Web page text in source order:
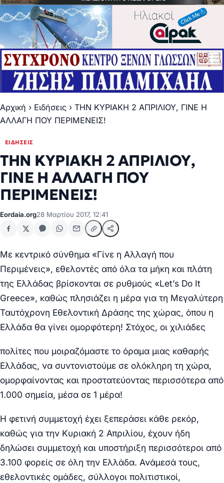
Αρχική › Ειδήσεις › ΤΗΝ ΚΥΡΙΑΚΗ 2 ΑΠΡΙΛΙΟΥ, ΓΙΝΕ Η
ΑΛΛΑΓΗ ΠΟΥ ΠΕΡΙΜΕΝΕΙΣ!
ΕΙΔΉΣΕΙΣ
ΤΗΝ ΚΥΡΙΑΚΗ 2 ΑΠΡΙΛΙΟΥ,
ΓΙΝΕ Η ΑΛΛΑΓΗ ΠΟΥ
ΠΕΡΙΜΕΝΕΙΣ!
Eordaia.org28 Μαρτίου 2017, 12:41
Με κεντρικό σύνθημα «Γίνε η Αλλαγή που
Περιμένεις», εθελοντές από όλα τα μήκη και πλάτη
της Ελλάδας βρίσκονται σε ρυθμούς «Let’s Do It
Greece», καθώς πλησιάζει η μέρα για τη Μεγαλύτερη
Ταυτόχρονη Εθελοντική Δράσης της χώρας, όπου η
Ελλάδα θα γίνει ομορφότερη! Στόχος, οι χιλιάδες
πολίτες που μοιραζόμαστε το όραμα μιας καθαρής
Ελλάδας, να συντονιστούμε σε ολόκληρη τη χώρα,
ομορφαίνοντας και προστατεύοντας περισσότερα από
1.000 σημεία, μέσα σε 1 μέρα!
Η φετινή συμμετοχή έχει ξεπεράσει κάθε ρεκόρ,
καθώς για την Κυριακή 2 Απριλίου, έχουν ήδη
δηλώσει συμμετοχή και υποστήριξη περισσότεροι από
3.100 φορείς σε όλη την Ελλάδα. Ανάμεσά τους,
εθελοντικές ομάδες, σύλλογοι πολιτιστικοί,